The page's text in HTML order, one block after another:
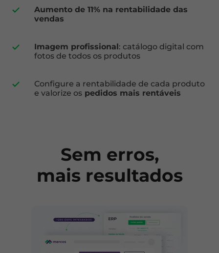
Aumento de 11% na rentabilidade das
vendas
Imagem profissional: catálogo digital com
fotos de todos os produtos
Configure a rentabilidade de cada produto
e valorize os pedidos mais rentáveis
Sem erros,
mais resultados